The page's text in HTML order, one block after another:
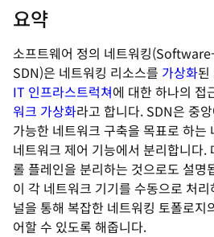
요약
소프트웨어 정의 네트워킹
SDN)은 네트워킹 리소스를 가상화된
IT 인프라스트럭쳐에 대한 하나의 접
워크 가상화라고 합니다. SDN은 중
가능한 네트워크 구축을 목표로 하는
네트워크 제어 기능에서 분리합니다.
롤 플레인을 분리하는 것으로도 설명
이 각 네트워크 기기를 수동으로 처
널을 통해 복잡한 네트워킹 토폴로지
어할 수 있도록 해줍니다.